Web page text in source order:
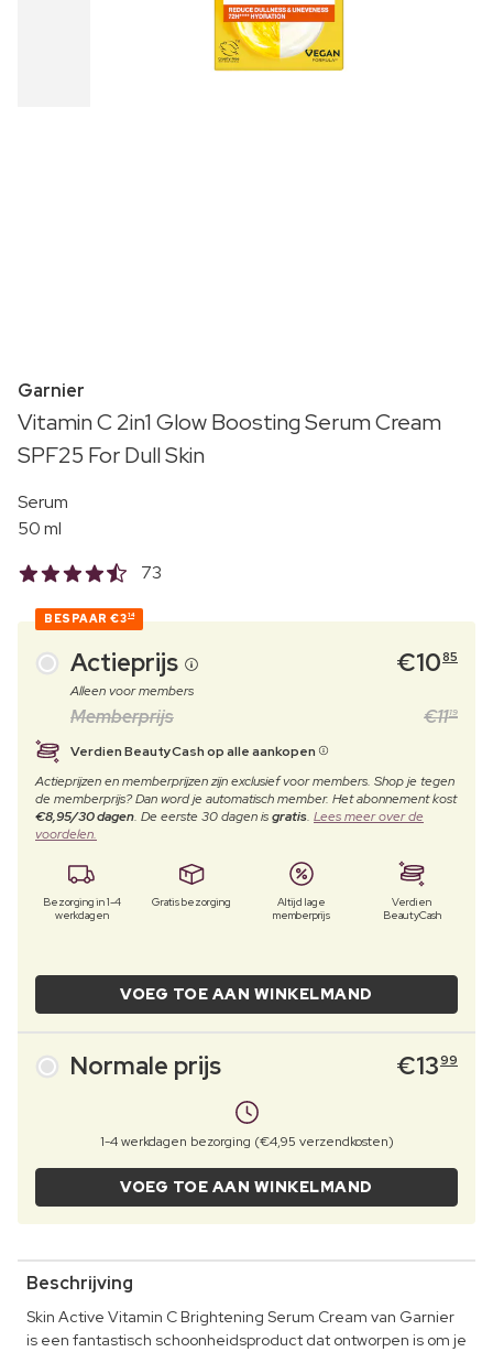
Garnier
Vitamin C 2in1 Glow Boosting Serum Cream
SPF25 For Dull Skin
Serum
50 ml
73
BESPAAR €314
Actieprijs €1085
Alleen voor members
Memberprijs €11 19
Verdien BeautyCash op alle aankopen
Actieprijzen en memberprijzen zijn exclusief voor members. Shop je tegen
de memberprijs? Dan word je automatisch member. Het abonnement kost
€8,95/30 dagen. De eerste 30 dagen isgratis. Lees meer over de
voordelen.
Bezorging in 1-4
werkdagen
Gratis bezorging
Altijd lage
memberprijs
Verdien
BeautyCash
VOEG TOE AAN WINKELMAND
Normale prijs €1399
1-4 werkdagen bezorging (€4,95 verzendkosten)
VOEG TOE AAN WINKELMAND
Beschrijving
Skin Active Vitamin C Brightening Serum Cream van Garnier
is een fantastisch schoonheidsproduct dat ontworpen is om je